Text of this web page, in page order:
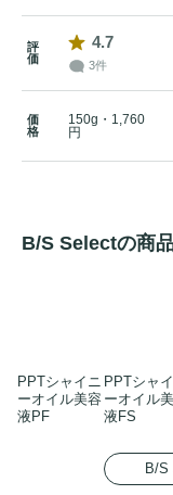
評
価
4.7
3件
価
格
150g・1,760
円
B/S Selectの商
PPTシャイニ
ーオイル美容
液PF
PPTシャ
ーオイル
液FS
B/S